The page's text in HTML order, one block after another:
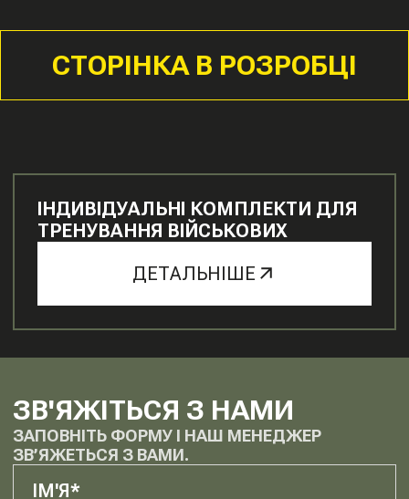
СТОРІНКА В РОЗРОБЦІ
ІНДИВІДУАЛЬНІ КОМПЛЕКТИ ДЛЯ
ТРЕНУВАННЯ ВІЙСЬКОВИХ
ДЕТАЛЬНІШЕ
ЗВ'ЯЖІТЬСЯ З НАМИ
ЗАПОВНІТЬ ФОРМУ І НАШ МЕНЕДЖЕР
ЗВ’ЯЖЕТЬСЯ З ВАМИ.